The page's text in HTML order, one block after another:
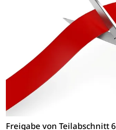
Freigabe von Teilabschnitt 6